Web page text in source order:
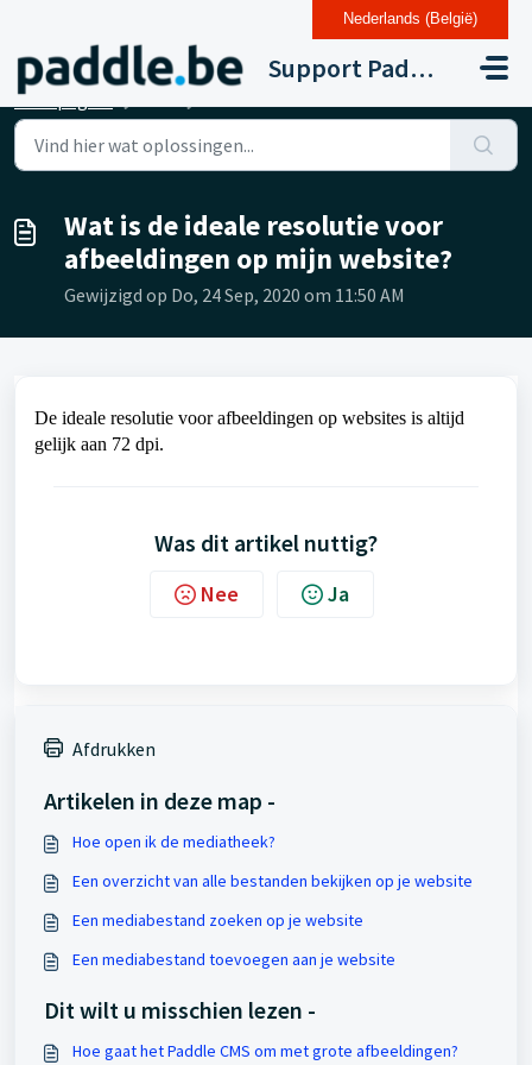
Doorgaan naar hoofdinhoud
Support Paddle Drupal 11
Startpagina
Wat is de ideale resolutie voor
afbeeldingen op mijn website?
Gewijzigd op Do, 24 Sep, 2020 om 11:50 AM
De ideale resolutie voor afbeeldingen op websites is altijd
gelijk aan 72 dpi.
Was dit artikel nuttig?
Nee Ja
Afdrukken
Artikelen in deze map -
Hoe open ik de mediatheek?
Een overzicht van alle bestanden bekijken op je website
Een mediabestand zoeken op je website
Een mediabestand toevoegen aan je website
Dit wilt u misschien lezen -
Hoe gaat het Paddle CMS om met grote afbeeldingen?
Nederlands (België)